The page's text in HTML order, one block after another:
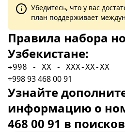
Убедитесь, что у вас
план поддерживает
Правила набора
Узбекистане:
+998 - XX - XXX-XX-XX
+998 93 468 00 91
Узнайте
информацию о
468 00 91 в